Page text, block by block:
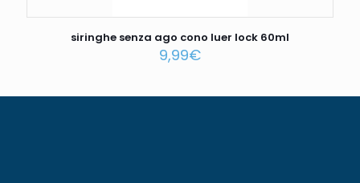
siringhe senza ago cono luer lock 60ml
9,99€